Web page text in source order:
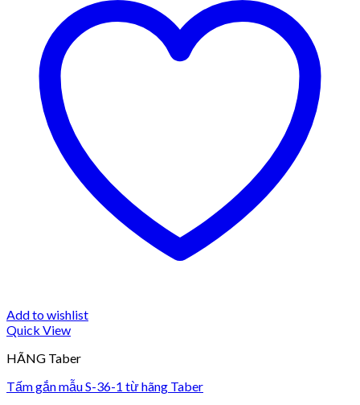
Add to wishlist
Quick View
HÃNG Taber
Tấm gắn mẫu S-36-1 từ hãng Taber